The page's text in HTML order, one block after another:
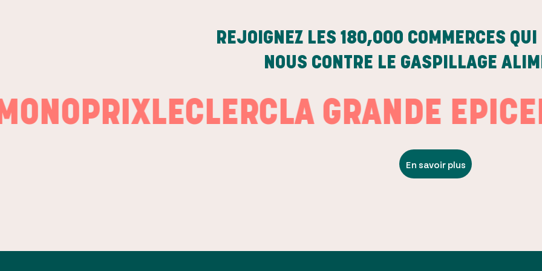
REJOIGNEZ LES 180,000 COMMERCES
NOUS CONTRE LE GASPILLAGE
LECLERCLA GRANDE EPICERIE
En savoir plus